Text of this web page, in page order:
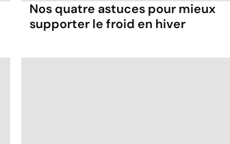
Nos quatre astuces pour mieux
supporter le froid en hiver